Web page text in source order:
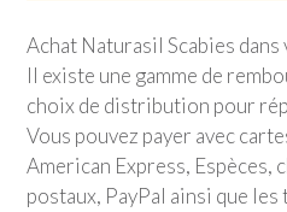
Achat Naturasil Scabies
Il existe une gamme de
choix de distribution pour
Vous pouvez payer avec
American Express, Espèces,
postaux, PayPal ainsi que